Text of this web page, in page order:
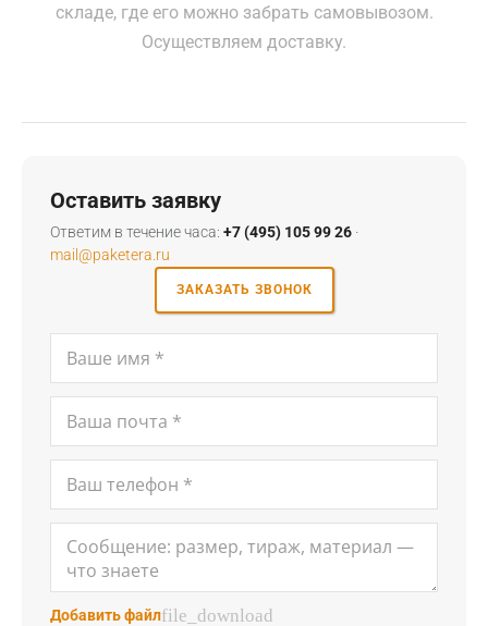
складе, где его можно забрать самовывозом.
Осуществляем доставку.
Оставить заявку
Ответим в течение часа: +7 (495) 105 99 26 ·
mail@paketera.ru
ЗАКАЗАТЬ ЗВОНОК
Добавить файлfile_download